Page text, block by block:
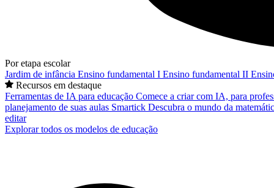
Por etapa escolar
Jardim de infância Ensino fundamental I Ensino fundamental II
Recursos em destaque
Ferramentas de IA para educação Comece a criar com IA, para
planejamento de suas aulas Smartick Descubra o mundo da
editar
Explorar todos os modelos de educação